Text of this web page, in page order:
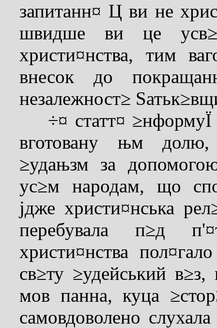
запитанн¤ Ц ви не
швидше ви це
христи¤нства, тим
внесок до
незалежност≥
÷¤ статт¤ ≥нформуЇ
вготовану њм
≥удањзм за
ус≥м народам, що
јдже христи¤нська
перебувала п≥д
христи¤нства
св≥ту ≥удейський
мов панна, куца
самовдоволено